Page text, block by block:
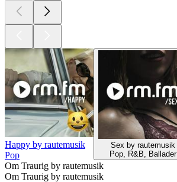
Happy by rautemusik
Pop
Sex by rautemusik
Pop, R&B, Ballader
Om Traurig by rautemusik
Om Traurig by rautemusik